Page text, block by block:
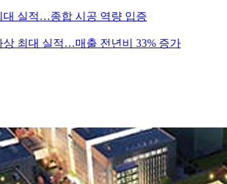
대 실적…종합 시공 역량 입증
상 최대 실적…매출 전년비 33% 증가